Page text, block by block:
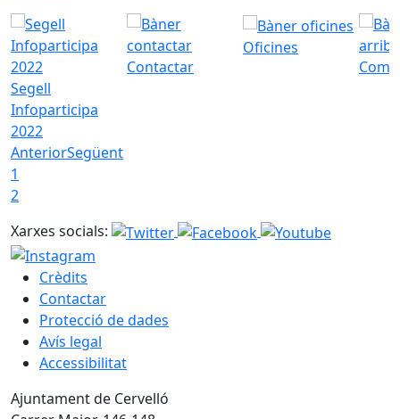
Segell
Infoparticipa
2022
Contactar
Oficines
Com
AnteriorSegüent
1
2
Xarxes socials:
Crèdits
Contactar
Protecció de dades
Avís legal
Accessibilitat
Ajuntament de Cervelló